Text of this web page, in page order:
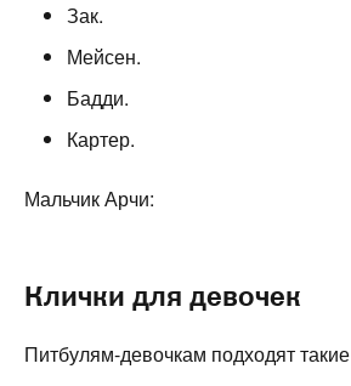
Зак.
Мейсен.
Бадди.
Картер.
Мальчик Арчи:
Клички для девочек
Питбулям-девочкам подходят